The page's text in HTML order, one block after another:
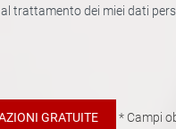
al trattamento dei miei dati
* Campi